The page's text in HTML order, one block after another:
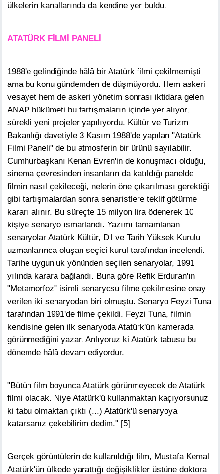
ülkelerin kanallarında da kendine yer buldu.
ATATÜRK FİLMİ PANELİ
1988'e gelindiğinde hâlâ bir Atatürk filmi çekilmemişti
ama bu konu gündemden de düşmüyordu. Hem askeri
vesayet hem de askeri yönetim sonrası iktidara gelen
ANAP hükümeti bu tartışmaların içinde yer alıyor,
sürekli yeni projeler yapılıyordu. Kültür ve Turizm
Bakanlığı davetiyle 3 Kasım 1988'de yapılan "Atatürk
Filmi Paneli" de bu atmosferin bir ürünü sayılabilir.
Cumhurbaşkanı Kenan Evren'in de konuşmacı olduğu,
sinema çevresinden insanların da katıldığı panelde
filmin nasıl çekileceği, nelerin öne çıkarılması gerektiği
gibi tartışmalardan sonra senaristlere teklif götürme
kararı alınır. Bu süreçte 15 milyon lira ödenerek 10
kişiye senaryo ısmarlandı. Yazımı tamamlanan
senaryolar Atatürk Kültür, Dil ve Tarih Yüksek Kurulu
uzmanlarınca oluşan seçici kurul tarafından incelendi.
Tarihe uygunluk yönünden seçilen senaryolar, 1991
yılında karara bağlandı. Buna göre Refik Erduran'ın
"Metamorfoz" isimli senaryosu filme çekilmesine onay
verilen iki senaryodan biri olmuştu. Senaryo Feyzi Tuna
tarafından 1991'de filme çekildi. Feyzi Tuna, filmin
kendisine gelen ilk senaryoda Atatürk'ün kamerada
görünmediğini yazar. Anlıyoruz ki Atatürk tabusu bu
dönemde hâlâ devam ediyordur.
"Bütün film boyunca Atatürk görünmeyecek de Atatürk
filmi olacak. Niye Atatürk'ü kullanmaktan kaçıyorsunuz
ki tabu olmaktan çıktı (...) Atatürk'ü senaryoya
katarsanız çekebilirim dedim." [5]
Gerçek görüntülerin de kullanıldığı film, Mustafa Kemal
Atatürk'ün ülkede yarattığı değişiklikler üstüne doktora